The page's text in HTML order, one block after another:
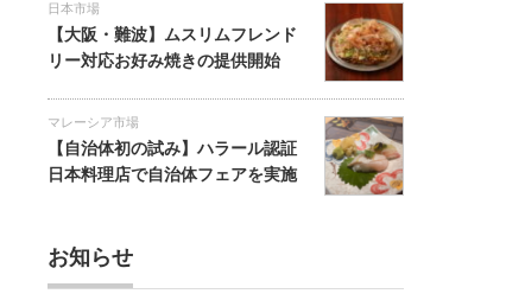
日本市場
【大阪・難波】ムスリムフレンド
リー対応お好み焼きの提供開始
マレーシア市場
【自治体初の試み】ハラール認証
日本料理店で自治体フェアを実施
お知らせ